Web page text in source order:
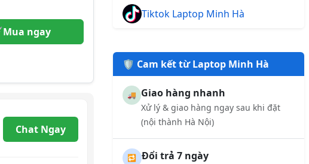
Mua ngay
Chat Ngay
Tiktok Laptop Minh Hà
🛡️ Cam kết từ Laptop Minh Hà
🚚 Giao hàng nhanh
Xử lý & giao hàng ngay sau khi đặt
(nội thành Hà Nội)
🔁 Đổi trả 7 ngày